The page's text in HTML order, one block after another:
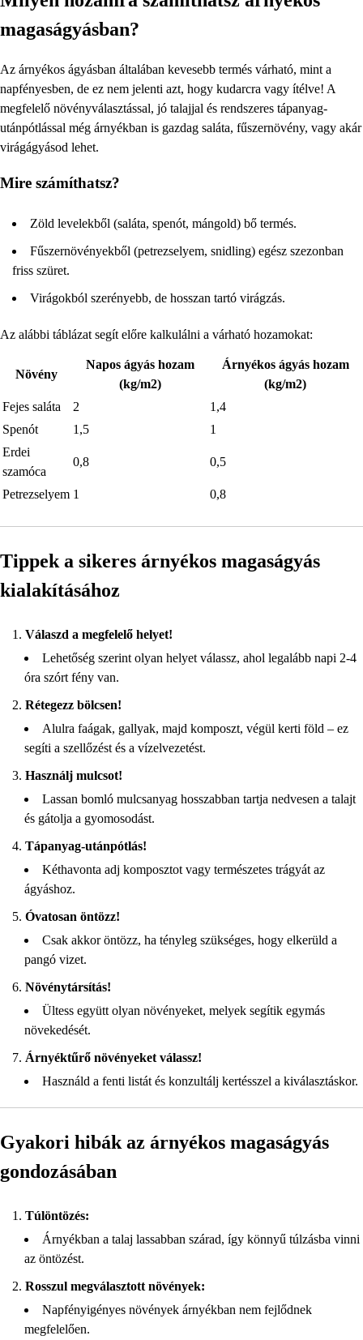
magaságyásban?
Az árnyékos ágyásban általában kevesebb termés várható, mint a
napfényesben, de ez nem jelenti azt, hogy kudarcra vagy ítélve! A
megfelelő növényválasztással, jó talajjal és rendszeres tápanyag-
utánpótlással még árnyékban is gazdag saláta, fűszernövény, vagy akár
virágágyásod lehet.
Mire számíthatsz?
Zöld levelekből (saláta, spenót, mángold) bő termés.
Fűszernövényekből (petrezselyem, snidling) egész szezonban
friss szüret.
Virágokból szerényebb, de hosszan tartó virágzás.
Az alábbi táblázat segít előre kalkulálni a várható hozamokat:
Növény
Napos ágyás hozam
(kg/m2)
Árnyékos ágyás hozam
(kg/m2)
Fejes saláta
2
1,4
Spenót
1,5
1
Erdei
szamóca
0,8 0,5
Petrezselyem 1 0,8
Tippek a sikeres árnyékos magaságyás
kialakításához
Válaszd a megfelelő helyet!
Lehetőség szerint olyan helyet válassz, ahol legalább napi 2-4
óra szórt fény van.
Rétegezz bölcsen!
Alulra faágak, gallyak, majd komposzt, végül kerti föld – ez
segíti a szellőzést és a vízelvezetést.
Használj mulcsot!
Lassan bomló mulcsanyag hosszabban tartja nedvesen a talajt
és gátolja a gyomosodást.
Tápanyag-utánpótlás!
Kéthavonta adj komposztot vagy természetes trágyát az
ágyáshoz.
Óvatosan öntözz!
Csak akkor öntözz, ha tényleg szükséges, hogy elkerüld a
pangó vizet.
Növénytársítás!
Ültess együtt olyan növényeket, melyek segítik egymás
növekedését.
Árnyéktűrő növényeket válassz!
Használd a fenti listát és konzultálj kertésszel a kiválasztáskor.
Gyakori hibák az árnyékos magaságyás
gondozásában
Túlöntözés:
Árnyékban a talaj lassabban szárad, így könnyű túlzásba vinni
az öntözést.
Rosszul megválasztott növények:
Napfényigényes növények árnyékban nem fejlődnek
megfelelően.